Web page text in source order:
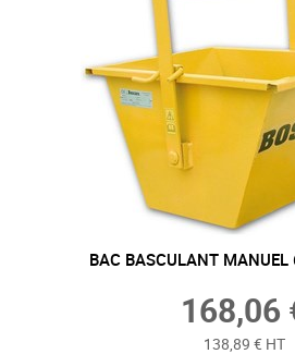
BAC BASCULANT MANUEL
168,06
138,89 € HT